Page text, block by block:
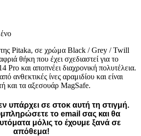
Pitaka, σε χρώμα Black / Grey / Twill
θήκη που έχει σχεδιαστεί για το
Pro και αποπνέει διαχρονική πολυτέλεια.
ανθεκτικές ίνες αραμιδίου και είναι
και τα αξεσουάρ MagSafe.
υπάρχει σε στοκ αυτή τη στιγμή.
το email σας και θα
μόλις το έχουμε ξανά σε
απόθεμα!